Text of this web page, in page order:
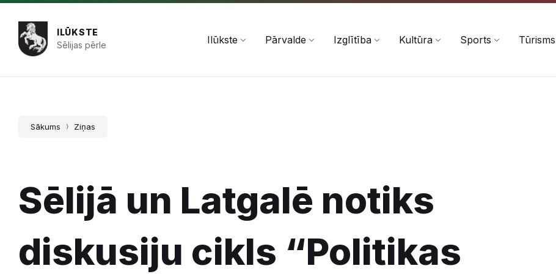
Pāriet
saturu
Skip
navigation
Skip
footer
ILŪKSTE
Sēlijas pērle
Ilūkste Pārvalde Izglītība Kultūra Sports Tūrisms
Sākums Ziņas
Sēlijā un Latgalē notiks
diskusiju cikls “Politikas